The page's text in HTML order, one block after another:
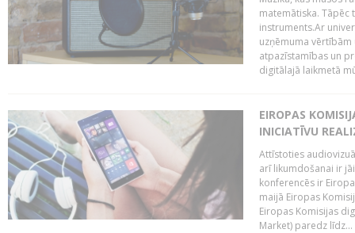
matemātiska. Tāpēc
instruments.Ar
uzņēmuma
atpazīstamības un
digitālajā laikmetā
EIROPAS
INICIATĪVU
Attīstoties
arī likumdošanai ir
konferencēs ir
maijā Eiropas
Eiropas Komisijas
Market) paredz līdz...